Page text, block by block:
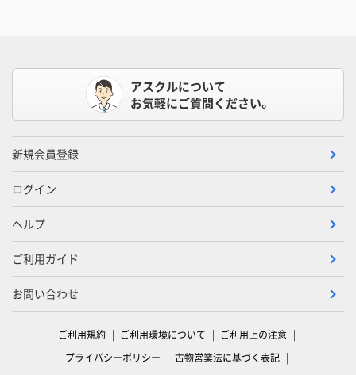
アスクルについて
お気軽にご質問ください。
新規会員登録
ログイン
ヘルプ
ご利用ガイド
お問い合わせ
ご利用規約 ご利用環境について
ご利用上の注意
プライバシーポリシー
古物営業法に基づく表記